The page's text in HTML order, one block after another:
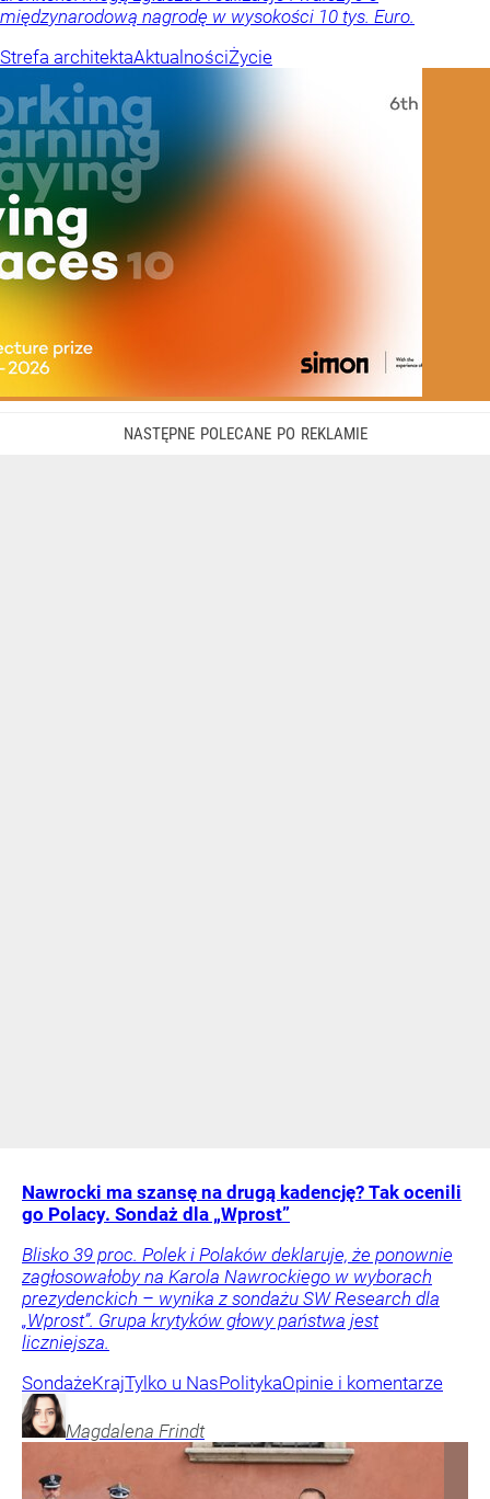
międzynarodową nagrodę w wysokości 10 tys. Euro.
Strefa architektaAktualnościŻycie
Nawrocki ma szansę na drugą kadencję? Tak ocenili
go Polacy. Sondaż dla „Wprost”
Blisko 39 proc. Polek i Polaków deklaruje, że ponownie
zagłosowałoby na Karola Nawrockiego w wyborach
prezydenckich – wynika z sondażu SW Research dla
„Wprost”. Grupa krytyków głowy państwa jest
liczniejsza.
SondażeKrajTylko u NasPolitykaOpinie i komentarze
Magdalena Frindt